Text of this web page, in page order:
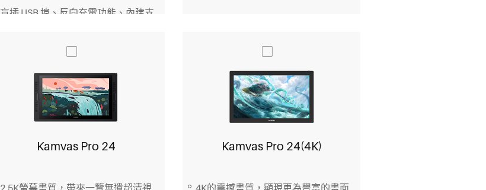
盲插 USB 埠、反向充電功能、內建支
Kamvas Pro 24
2.5K螢幕畫質，帶來一覽無遺超清視
Kamvas Pro 24(4K)
4K的震撼畫質，顯現更為豐富的畫面